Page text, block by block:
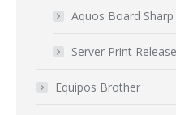
Aquos Board Sharp
Server Print Release
Equipos Brother